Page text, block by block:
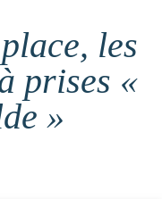
les
prises «
»